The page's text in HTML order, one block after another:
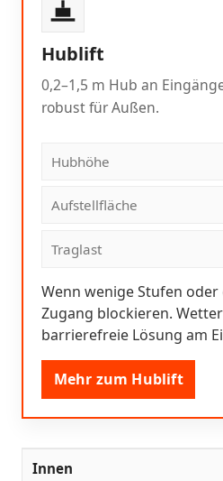
Hublift
0,2–1,5 m Hub an
robust für Außen.
Hubhöhe
Aufstellfläche
Traglast
Wenn wenige Stufen oder
Zugang blockieren.
barrierefreie Lösung am
Mehr zum Hublift
Innen